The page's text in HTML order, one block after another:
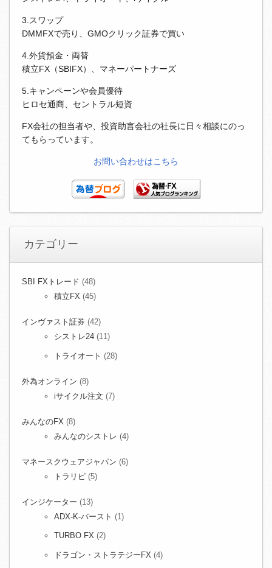
3.スワップ
DMMFXで売り、GMOクリック証券で買い
4.外貨預金・両替
積立FX（SBIFX）、マネーパートナーズ
5.キャンペーンや会員優待
ヒロセ通商、セントラル短資
FX会社の担当者や、投資助言会社の社長に日々相談にのっ
てもらっています。
お問い合わせはこちら
カテゴリー
SBI FXトレード (48)
積立FX (45)
インヴァスト証券 (42)
シストレ24 (11)
トライオート (28)
外為オンライン (8)
iサイクル注文 (7)
みんなのFX (8)
みんなのシストレ (4)
マネースクウェアジャパン (6)
トラリピ (5)
インジケーター (13)
ADX-K-バースト (1)
TURBO FX (2)
ドラゴン・ストラテジーFX (4)